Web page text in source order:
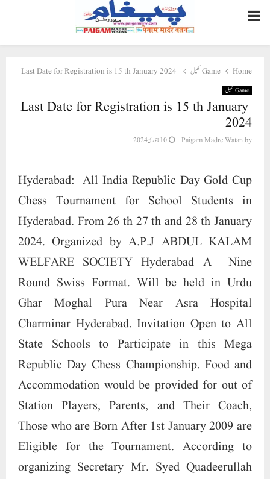
PRIMARY
MENU
Home Game کھیل
Game کھیل
Last Date for Registration is 15 th January
2024
by
Paigam Madre Watan 10 جنوری 2024
Hyderabad: All India Republic Day Gold Cup
Chess Tournament for School Students in
Hyderabad. From 26 th 27 th and 28 th January
2024. Organized by A.P.J ABDUL KALAM
WELFARE SOCIETY Hyderabad A Nine
Round Swiss Format. Will be held in Urdu
Ghar Moghal Pura Near Asra Hospital
Charminar Hyderabad. Invitation Open to All
State Schools to Participate in this Mega
Republic Day Chess Championship. Food and
Accommodation would be provided for out of
Station Players, Parents, and Their Coach,
Those who are Born After 1st January 2009 are
Eligible for the Tournament. According to
organizing Secretary Mr. Syed Quadeerullah